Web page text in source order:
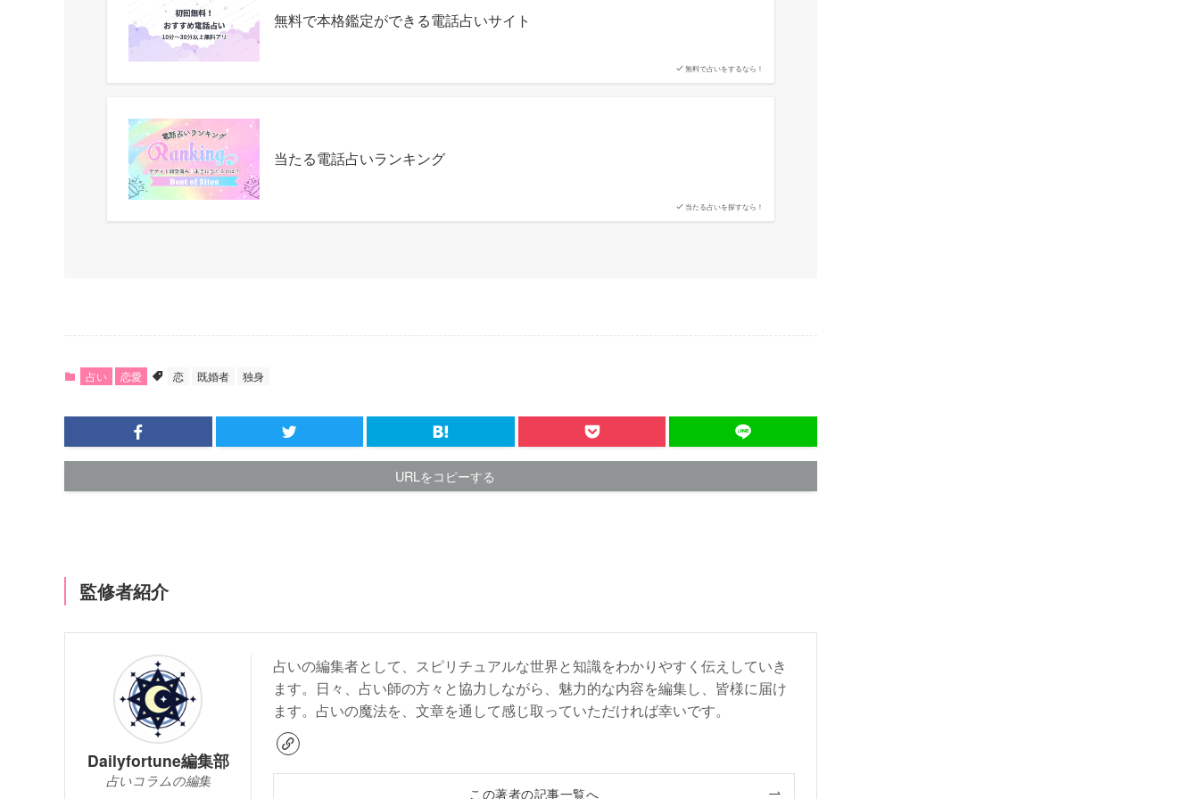
無料で占いをするなら！
無料で本格鑑定ができる電話占いサイト
当たる占いを探すなら！
当たる電話占いランキング
占い 恋愛 恋 既婚者 独身
URLをコピーする
監修者紹介
Dailyfortune編集部
占いコラムの編集
占いの編集者として、スピリチュアルな世界と知識をわかりやすく伝えしていき
ます。日々、占い師の方々と協力しながら、魅力的な内容を編集し、皆様に届け
ます。占いの魔法を、文章を通して感じ取っていただければ幸いです。
この著者の記事一覧へ